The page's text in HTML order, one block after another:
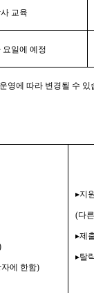
교육
요일에 예정
영에 따라 변경될 수 있
에 한함)
▸지
(다
▸제
▸탈